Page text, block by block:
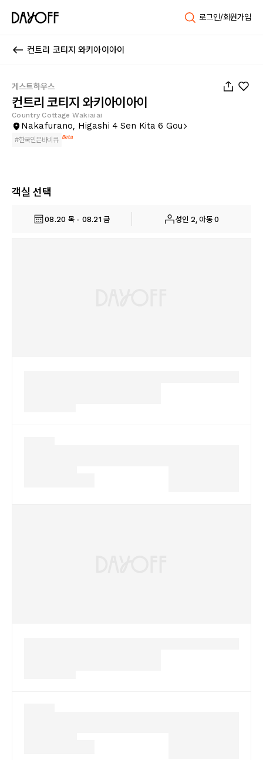
로그인/회원가입
컨트리 코티지 와키아이아이
게스트하우스
컨트리 코티지 와키아이아이
Country Cottage Wakiaiai
Nakafurano, Higashi 4 Sen Kita 6 Gou
#한국인은바비큐 Beta
객실 선택
08.20 목 - 08.21 금 성인 2, 아동 0